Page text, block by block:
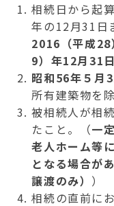
相続日から起
年の12月31日
2016（平成28
9）年12月31
昭和56年５月
所有建築物を
被相続人が相
たこと。（一
老人ホーム等
となる場合が
譲渡のみ） ）
相続の直前に